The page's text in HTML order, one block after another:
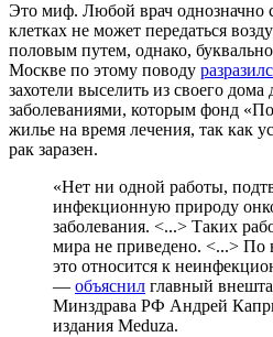
Это миф. Любой врач однозначно
клетках не может передаться
половым путем, однако,
Москве по этому поводу
захотели выселить из своего
заболеваниями, которым фонд
жилье на время лечения, так как
рак заразен.
«Нет ни одной работы,
инфекционную природу
заболевания. <...> Таких
мира не приведено. <...> По
это относится к
— объяснил главный
Минздрава РФ Андрей
издания Meduza.